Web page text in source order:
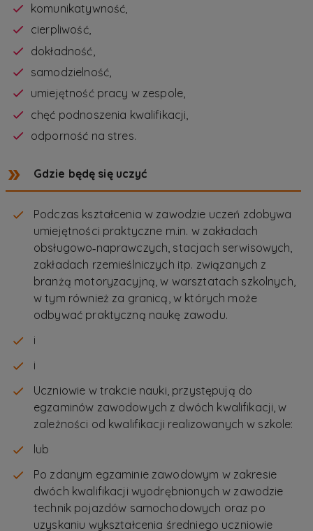
komunikatywność,
cierpliwość,
dokładność,
samodzielność,
umiejętność pracy w zespole,
chęć podnoszenia kwalifikacji,
odporność na stres.
Gdzie będę się uczyć
Podczas kształcenia w zawodzie uczeń zdobywa
umiejętności praktyczne m.in. w zakładach
obsługowo‑naprawczych, stacjach serwisowych,
zakładach rzemieślniczych itp. związanych z
branżą motoryzacyjną, w warsztatach szkolnych,
w tym również za granicą, w których może
odbywać praktyczną naukę zawodu.
i
i
Uczniowie w trakcie nauki, przystępują do
egzaminów zawodowych z dwóch kwalifikacji, w
zależności od kwalifikacji realizowanych w szkole:
lub
Po zdanym egzaminie zawodowym w zakresie
dwóch kwalifikacji wyodrębnionych w zawodzie
technik pojazdów samochodowych oraz po
uzyskaniu wykształcenia średniego uczniowie